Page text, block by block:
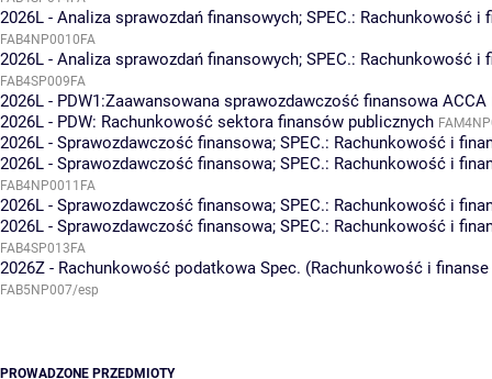
2026L - Analiza sprawozdań finansowych; SPEC.: Rachunkowość i
FAB4NP0010FA
2026L - Analiza sprawozdań finansowych; SPEC.: Rachunkowość i
FAB4SP009FA
2026L - PDW1:Zaawansowana sprawozdawczość finansowa ACCA
2026L - PDW: Rachunkowość sektora finansów publicznych
2026L - Sprawozdawczość finansowa; SPEC.: Rachunkowość i
2026L - Sprawozdawczość finansowa; SPEC.: Rachunkowość i
FAB4NP0011FA
2026L - Sprawozdawczość finansowa; SPEC.: Rachunkowość i
2026L - Sprawozdawczość finansowa; SPEC.: Rachunkowość i
FAB4SP013FA
2026Z - Rachunkowość podatkowa Spec. (Rachunkowość i finanse
FAB5NP007/esp
PROWADZONE PRZEDMIOTY